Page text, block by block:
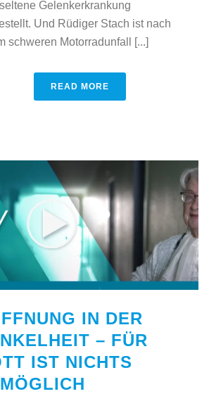
Gelenkerkrankung
Und Rüdiger Stach ist nach
schweren Motorradunfall [...]
READ MORE
IN DER
– FÜR
IST NICHTS